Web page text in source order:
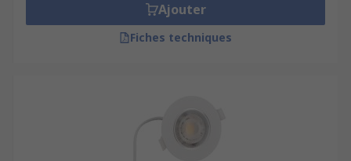
Ajouter
Fiches techniques